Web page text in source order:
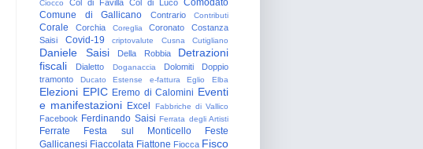
Ciocco
Col di Favilla Col di Luco
Comune di Gallicano
Contrario Contributi
Corale Corchia Coreglia Coronato
Costanza
Saisi
Covid-19 criptovalute Cusna Cutigliano
Daniele Saisi Della Robbia
Detrazioni
fiscali
Dialetto Doganaccia Dolomiti
Doppio
tramonto
Ducato Estense e-fattura Eglio Elba
Elezioni EPIC Eremo di Calomini Eventi
e manifestazioni Excel Fabbriche di Vallico
Facebook Ferdinando Saisi Ferrata degli Artisti
Ferrate Festa sul Monticello
Feste
Gallicanesi Fiaccolata Fiattone Fiocca Fisco